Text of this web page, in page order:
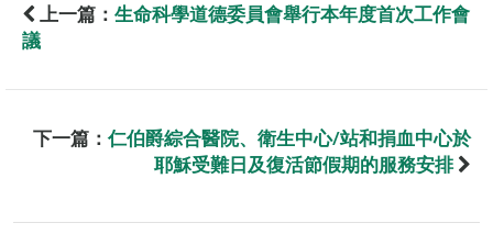
上一篇： 生命科學道德委員會舉行本年度首次工作會
議
下一篇：仁伯爵綜合醫院、衛生中心/站和捐血中心於
耶穌受難日及復活節假期的服務安排